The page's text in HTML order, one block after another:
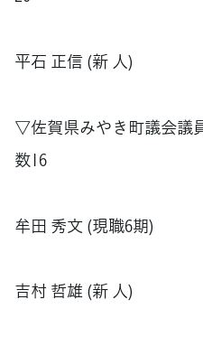
平石 正信 (新 人)
▽佐賀県みやき町議会議
数16
牟田 秀文 (現職6期)
吉村 哲雄 (新 人)